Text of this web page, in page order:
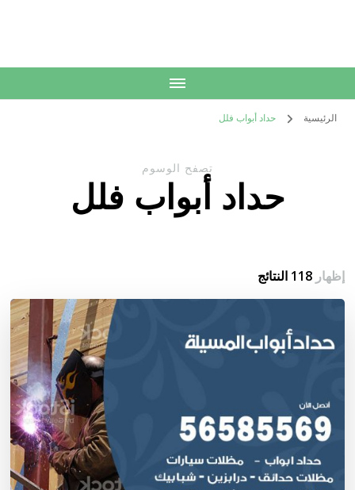
الرئيسية حداد أبواب فلل
تصفح الوسوم
حداد أبواب فلل
إظهار118 النتائج